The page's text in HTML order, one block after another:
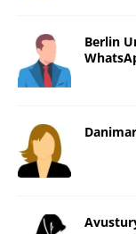
Berlin